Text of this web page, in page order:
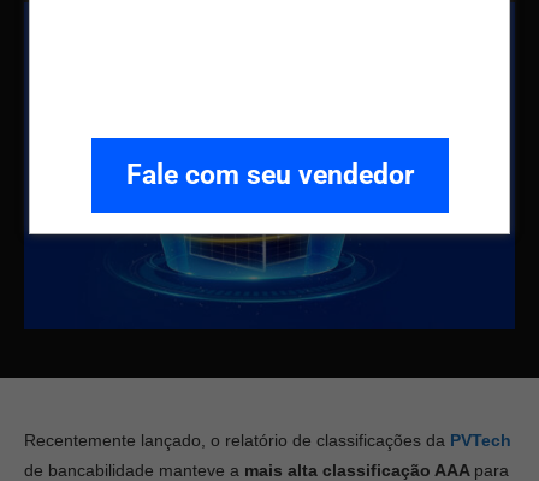
Fale com seu vendedor
Recentemente lançado, o relatório de classificações da PVTech
de bancabilidade manteve a mais alta classificação AAA para